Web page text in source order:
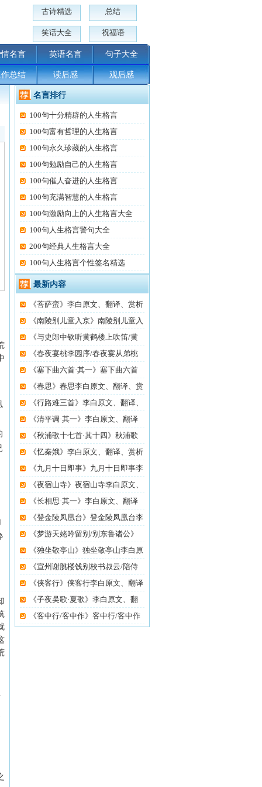
古诗精选 总结
笑话大全 祝福语
名言 英语名言 句子大全
总结 读后感 观后感
名言排行
100句十分精辟的人生格言
100句富有哲理的人生格言
100句永久珍藏的人生格言
100句勉励自己的人生格言
100句催人奋进的人生格言
100句充满智慧的人生格言
100句激励向上的人生格言大全
100句人生格言警句大全
200句经典人生格言大全
100句人生格言个性签名精选
最新内容
《菩萨蛮》李白原文、翻译、赏析
《南陵别儿童入京》南陵别儿童入
《与史郎中钦听黄鹤楼上吹笛/黄
鹤
《春夜宴桃李园序/春夜宴从弟桃
花
《塞下曲六首·其一》塞下曲六首
《春思》春思李白原文、翻译、赏
《行路难三首》李白原文、翻译、
《清平调·其一》李白原文、翻译
《秋浦歌十七首·其十四》秋浦歌
《忆秦娥》李白原文、翻译、赏析
《九月十日即事》九月十日即事李
《夜宿山寺》夜宿山寺李白原文、
《长相思·其一》李白原文、翻译
《登金陵凤凰台》登金陵凤凰台李
《梦游天姥吟留别/别东鲁诸公》
梦
《独坐敬亭山》独坐敬亭山李白原
《宣州谢脁楼饯别校书叔云/陪侍
御
《侠客行》侠客行李白原文、翻译
《子夜吴歌·夏歌》李白原文、翻
《客中行/客中作》客中行/客中作